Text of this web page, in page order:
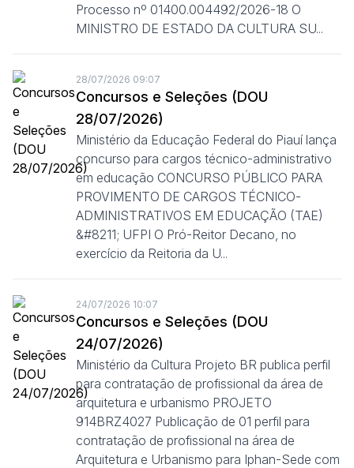
Processo nº 01400.004492/2026-18 O
MINISTRO DE ESTADO DA CULTURA SU...
28/07/2026 09:07
Concursos e Seleções (DOU
28/07/2026)
Ministério da Educação Federal do Piauí lança
concurso para cargos técnico-administrativo
em educação CONCURSO PÚBLICO PARA
PROVIMENTO DE CARGOS TÉCNICO-
ADMINISTRATIVOS EM EDUCAÇÃO (TAE)
&#8211; UFPI O Pró-Reitor Decano, no
exercício da Reitoria da U...
24/07/2026 10:07
Concursos e Seleções (DOU
24/07/2026)
Ministério da Cultura Projeto BR publica perfil
para contratação de profissional da área de
arquitetura e urbanismo PROJETO
914BRZ4027 Publicação de 01 perfil para
contratação de profissional na área de
Arquitetura e Urbanismo para Iphan-Sede com